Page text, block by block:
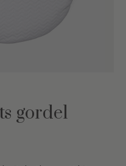
gordel